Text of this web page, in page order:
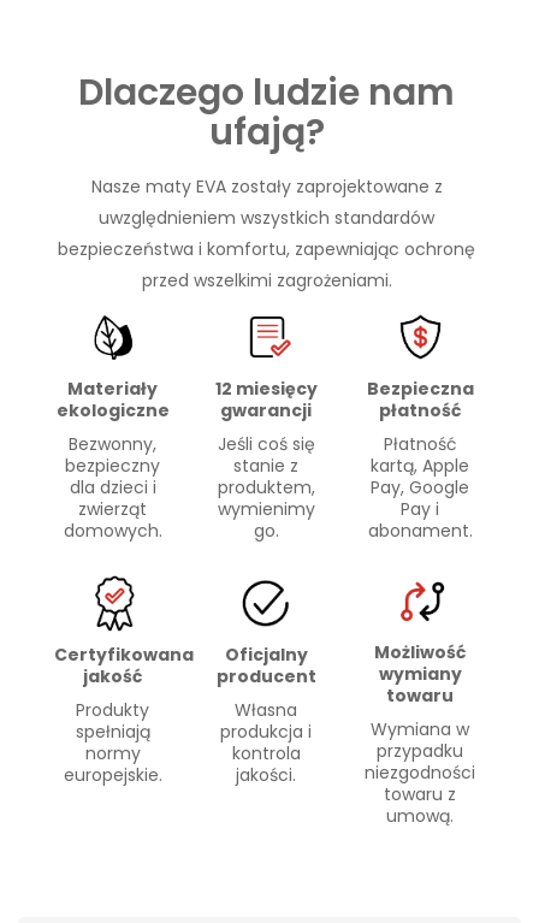
Dlaczego ludzie nam
ufają?
Nasze maty EVA zostały zaprojektowane z
uwzględnieniem wszystkich standardów
bezpieczeństwa i komfortu, zapewniając ochronę
przed wszelkimi zagrożeniami.
Materiały
ekologiczne
Bezwonny,
bezpieczny
dla dzieci i
zwierząt
domowych.
12 miesięcy
gwarancji
Jeśli coś się
stanie z
produktem,
wymienimy
go.
Bezpieczna
płatność
Płatność
kartą, Apple
Pay, Google
Pay i
abonament.
Certyfikowana
jakość
Produkty
spełniają
normy
europejskie.
Oficjalny
producent
Własna
produkcja i
kontrola
jakości.
Możliwość
wymiany
towaru
Wymiana w
przypadku
niezgodności
towaru z
umową.